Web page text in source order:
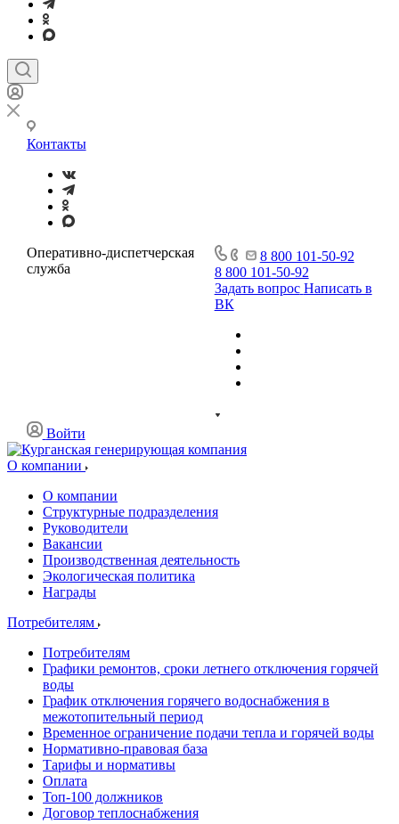
Контакты
Оперативно-диспетчерская
служба
8 800 101-50-92
8 800 101-50-92
Задать вопрос Написать в
ВК
Войти
О компании
О компании
Структурные подразделения
Руководители
Вакансии
Производственная деятельность
Экологическая политика
Награды
Потребителям
Потребителям
Графики ремонтов, сроки летнего отключения горячей
воды
График отключения горячего водоснабжения в
межотопительный период
Временное ограничение подачи тепла и горячей воды
Нормативно-правовая база
Тарифы и нормативы
Оплата
Топ-100 должников
Договор теплоснабжения